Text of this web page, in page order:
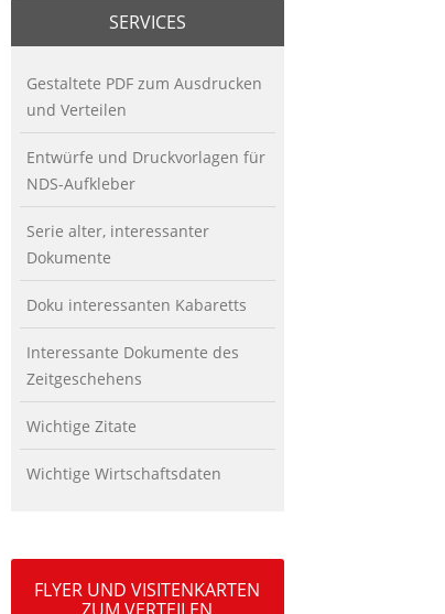
SERVICES
Gestaltete PDF zum Ausdrucken
und Verteilen
Entwürfe und Druckvorlagen für
NDS-Aufkleber
Serie alter, interessanter
Dokumente
Doku interessanten Kabaretts
Interessante Dokumente des
Zeitgeschehens
Wichtige Zitate
Wichtige Wirtschaftsdaten
FLYER UND VISITENKARTEN